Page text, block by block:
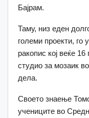
Бајрам.
Таму, низ еден
големи проекти, го
ракопис кој веќе
студио за мозаик
дела.
Своето знаење
учениците во